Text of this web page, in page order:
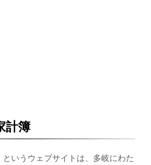
計簿
というウェブサイトは、多岐にわた